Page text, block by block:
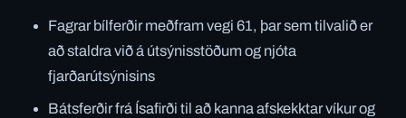
Fagrar bílferðir meðfram vegi 61, þar sem tilvalið er
að staldra við á útsýnisstöðum og njóta
fjarðarútsýnisins
Bátsferðir frá Ísafirði til að kanna afskekktar víkur og